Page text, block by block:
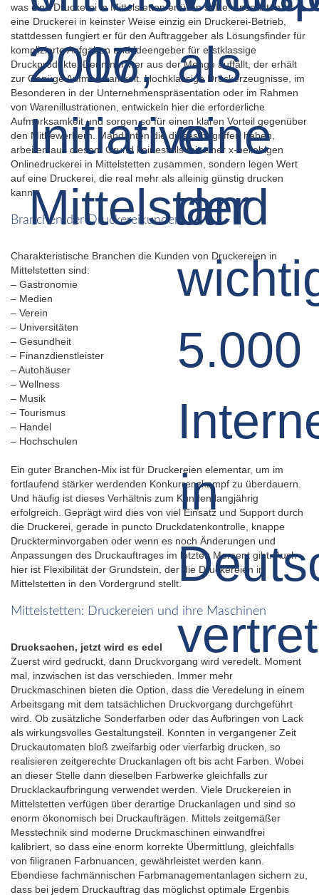
was eine Druckerei in Mittelstetten erfüllen sollte. Ansonsten ist
eine Druckerei in keinster Weise einzig ein Druckerei-Betrieb,
stattdessen fungiert er für den Auftraggeber als Lösungsfinder für
komplizierte Aufgaben und Ideengeber für erstklassige
Druckprodukte. Denn nur wer aus der Menge auffällt, der erhält
zur Genüge Aufmerksamkeit. Hochklassige Druckerzeugnisse, im
Besonderen in der Unternehmenspräsentation oder im Rahmen
von Warenillustrationen, entwickeln hier die erforderliche
Aufmerksamkeit und sorgen so für einen klaren Vorteil gegenüber
den Mitbewerbern. Mandanten die dieses begriffen haben,
arbeiten aus diesem Grund keinesfalls mit einer x-beliebigen
Onlinedruckerei in Mittelstetten zusammen, sondern legen Wert
auf eine Druckerei, die real mehr als alleinig günstig drucken
kann.
Branchen der Druckereikunden
Charakteristische Branchen die Kunden von Druckereien in
Mittelstetten sind:
– Gastronomie
– Medien
– Verein
– Universitäten
– Gesundheit
– Finanzdienstleister
– Autohäuser
– Wellness
– Musik
– Tourismus
– Handel
– Hochschulen
Ein guter Branchen-Mix ist für Druckereien elementar, um im
fortlaufend stärker werdenden Konkurrenzkampf zu überdauern.
Und häufig ist dieses Verhältnis zum Kunden langjährig
erfolgreich. Geprägt wird dies von viel Einsatz und Support durch
die Druckerei, gerade in puncto Druckdatenkontrolle, knappe
Druckterminvorgaben oder wenn es noch Änderungen und
Anpassungen des Druckauftrages im letzten Moment gibt. Auch
hier ist Flexibilität der Grundstein, der die Druckereien in
Mittelstetten in den Vordergrund stellt.
Mittelstetten: Druckereien und ihre Maschinen
Drucksachen, jetzt wird es edel
Zuerst wird gedruckt, dann Druckvorgang wird veredelt. Moment
mal, inzwischen ist das verschieden. Immer mehr
Druckmaschinen bieten die Option, dass die Veredelung in einem
Arbeitsgang mit dem tatsächlichen Druckvorgang durchgeführt
wird. Ob zusätzliche Sonderfarben oder das Aufbringen von Lack
als wirkungsvolles Gestaltungsteil. Konnten in vergangener Zeit
Druckautomaten bloß zweifarbig oder vierfarbig drucken, so
realisieren zeitgerechte Druckanlagen oft bis acht Farben. Wobei
an dieser Stelle dann dieselben Farbwerke gleichfalls zur
Drucklackaufbringung verwendet werden. Viele Druckereien in
Mittelstetten verfügen über derartige Druckanlagen und sind so
enorm ökonomisch bei Druckaufträgen. Mittels zeitgemäßer
Messtechnik sind moderne Druckmaschinen einwandfrei
kalibriert, so dass eine enorm korrekte Übermittlung, gleichfalls
von filigranen Farbnuancen, gewährleistet werden kann.
Ebendiese fachmännischen Farbmanagementanlagen sichern zu,
dass bei jedem Druckauftrag das möglichst optimale Ergenbis